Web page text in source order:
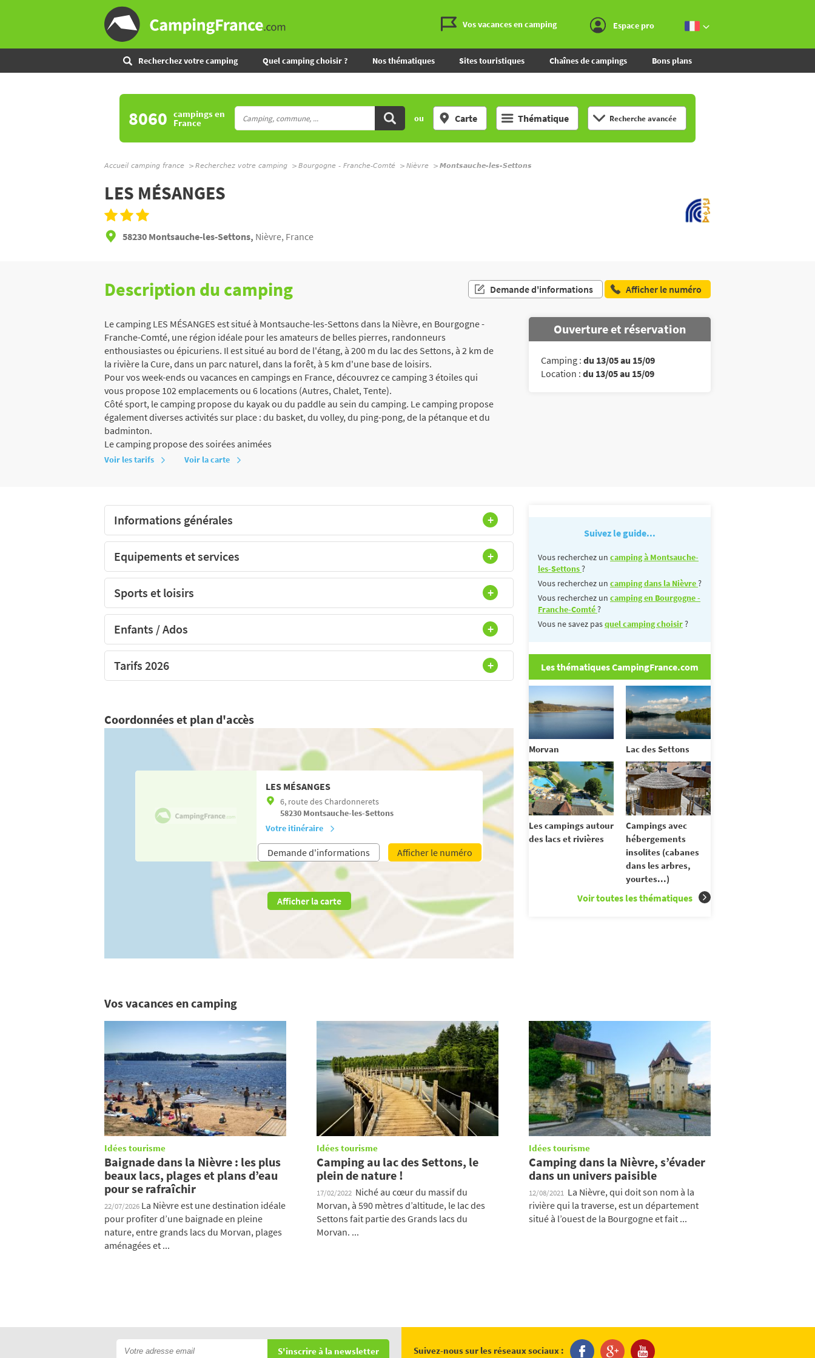
Vos vacances en camping Espace pro
Recherchez votre camping Quel camping choisir ? Nos thématiques Sites touristiques Chaînes de campings Bons plans
8060 campingsen
France ou Carte Thématique Recherche avancée
Accueil camping france Recherchez votre camping Bourgogne - Franche-Comté Nièvre Montsauche-les-Settons
LES MÉSANGES
58230 Montsauche-les-Settons, Nièvre, France
Description du camping Demande d'informations Afficher le numéro
Le camping LES MÉSANGES est situé à Montsauche-les-Settons dans la Nièvre, en Bourgogne -
Franche-Comté, une région idéale pour les amateurs de belles pierres, randonneurs
enthousiastes ou épicuriens. Il est situé au bord de l'étang, à 200 m du lac des Settons, à 2 km de
la rivière la Cure, dans un parc naturel, dans la forêt, à 5 km d'une base de loisirs.
Pour vos week-ends ou vacances en campings en France, découvrez ce camping 3 étoiles qui
vous propose 102 emplacements ou 6 locations (Autres, Chalet, Tente).
Côté sport, le camping propose du kayak ou du paddle au sein du camping. Le camping propose
également diverses activités sur place : du basket, du volley, du ping-pong, de la pétanque et du
badminton.
Le camping propose des soirées animées
Ouverture et réservation
Camping : du 13/05 au 15/09
Location : du 13/05 au 15/09
Voir les tarifs Voir la carte
Informations générales
Equipements et services
Sports et loisirs
Enfants / Ados
Tarifs 2026
Coordonnées et plan d'accès
LES MÉSANGES
6, route des Chardonnerets
58230 Montsauche-les-Settons
Votre itinéraire
Demande d'informations Afficher le numéro
Afficher la carte
Suivez le guide...
Vous recherchez un camping à Montsauche-
les-Settons?
Vous recherchez un camping dans la Nièvre?
Vous recherchez un camping en Bourgogne -
Franche-Comté?
Vous ne savez pasquel camping choisir?
Les thématiques CampingFrance.com
Morvan Lac des Settons
Les campings autour
des lacs et rivières
Campings avec
hébergements
insolites (cabanes
dans les arbres,
yourtes...)
Voir toutes les thématiques
Vos vacances en camping
Idées tourisme
Baignade dans la Nièvre : les plus
beaux lacs, plages et plans d’eau
pour se rafraîchir
22/07/2026 La Nièvre est une destination idéale
pour profiter d’une baignade en pleine
nature, entre grands lacs du Morvan, plages
aménagées et ...
Idées tourisme
Camping au lac des Settons, le
plein de nature !
17/02/2022 Niché au cœur du massif du
Morvan, à 590 mètres d’altitude, le lac des
Settons fait partie des Grands lacs du
Morvan. ...
Idées tourisme
Camping dans la Nièvre, s’évader
dans un univers paisible
12/08/2021 La Nièvre, qui doit son nom à la
rivière qui la traverse, est un département
situé à l’ouest de la Bourgogne et fait ...
S'inscrire à la newsletter Suivez-nous sur les réseaux sociaux :